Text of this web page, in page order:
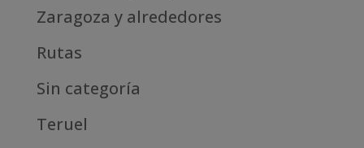
Zaragoza y alrededores
Rutas
Sin categoría
Teruel